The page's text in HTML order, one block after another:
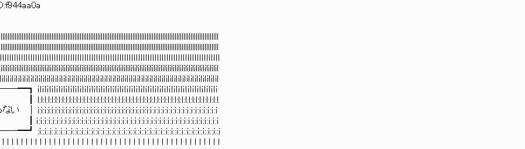
ｌiｌiｌiｌiｌiｌiｌiｌiｌiｌiｌiｌiｌiｌiｌiｌiｌiｌiｌiｌiｌiｌiｌiｌiｌiｌiｌiｌiｌiｌiｌiｌiｌiｌiｌiｌiｌiｌiｌiｌiｌiｌiｌiｌiｌiｌiｌiｌiｌiｌiｌiｌ
ｉｌｉｌｉｌｉｌｉｌｉｌｉｌｉｌｉｌｉｌｉｌｉｌｉｌｉｌｉｌｉｌｉｌｉｌｉｌｉｌｉｌｉｌｉｌｉｌｉｌｉｌｉｌｉｌｉｌｉｌｉｌｉｌｉｌｉｌｉｌｉｌｉ
ｉ:ｉ:ｉ:ｉ:ｉ:ｉ:ｉ:ｉ:ｉ:ｉ:ｉ:ｉ:ｉ:ｉ:ｉ:ｉ:ｉ
:ｉ:ｉ:ｉ:ｉ:ｉ:ｉ:ｉ:ｉ:ｉ:ｉ:ｉ:ｉ:ｉ:ｉ:ｉ:ｉ:ｉ:ｉ:ｉ:ｉ:ｉ:ｉ:ｉ:ｉ:ｉ:ｉ:ｉ:ｉ:ｉ:ｉ:ｉ:ｉ:ｉ:ｉ:ｉ:ｉ:ｉ:ｉ:ｉ:ｉ:ｉ
:i::i::i::i::i::i::i::i::i::i::i::i::i::i::i::i::i::i::i::i::i::i::i::i::i::i::i::i::i::i::i::i::i::i::i